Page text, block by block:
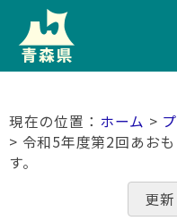
ホーム >
> 令和5年度第2回あお
す。
更